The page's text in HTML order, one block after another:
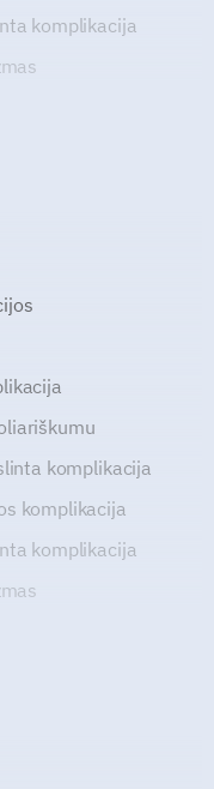
komplikacija
komplikacija
komplikacija
komplikacija